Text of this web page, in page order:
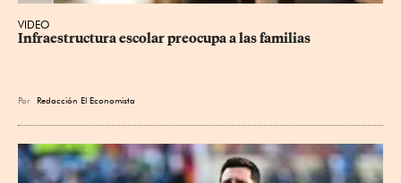
VIDEO
Infraestructura escolar preocupa a las familias
Por Redacción El Economista